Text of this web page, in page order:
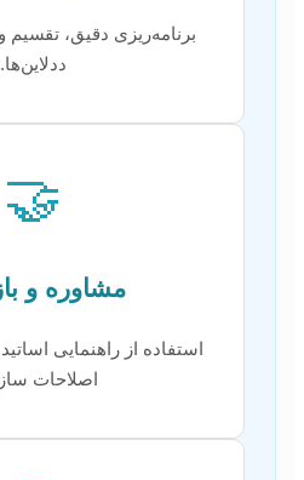
برنامه‌ریزی دقیق، تقسیم
ددلاین‌ها.
🤝
مشاوره و
استفاده از راهنمایی
اصلاحات